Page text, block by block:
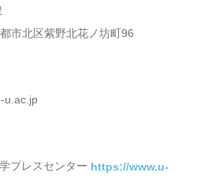
市北区紫野北花ノ坊町96
u.ac.jp
プレスセンター https://www.u-